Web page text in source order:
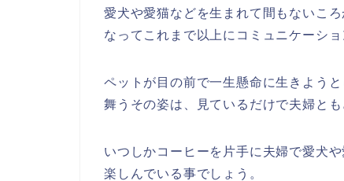
愛犬や愛猫などを生まれて間もないこ
なってこれまで以上にコミュニケーショ
ペットが目の前で一生懸命に生きよう
舞うその姿は、見ているだけで夫婦と
いつしかコーヒーを片手に夫婦で愛犬
楽しんでいる事でしょう。